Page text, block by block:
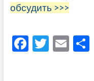
обсудить >>>
F T E О